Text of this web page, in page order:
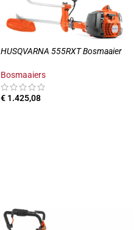
HUSQVARNA 555RXT Bosmaaier
Bosmaaiers
€ 1.425,08